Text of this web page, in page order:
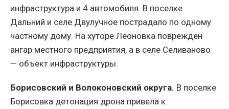
инфраструктура и 4 автомобиля. В поселке
Дальний и селе Двулучное пострадало по одному
частному дому. На хуторе Леоновка поврежден
ангар местного предприятия, а в селе Селиваново
— объект инфраструктуры.
Борисовский и Волоконовский округа. В поселке
Борисовка детонация дрона привела к